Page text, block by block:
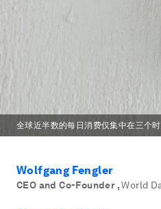
全球近半数的每日消费仅集中在三个时
Wolfgang Fengler
CEO and Co-Founder , World